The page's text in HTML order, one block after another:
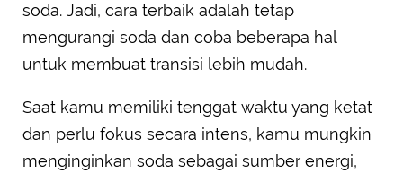
soda. Jadi, cara terbaik adalah tetap
mengurangi soda dan coba beberapa hal
untuk membuat transisi lebih mudah.
Saat kamu memiliki tenggat waktu yang ketat
dan perlu fokus secara intens, kamu mungkin
menginginkan soda sebagai sumber energi,